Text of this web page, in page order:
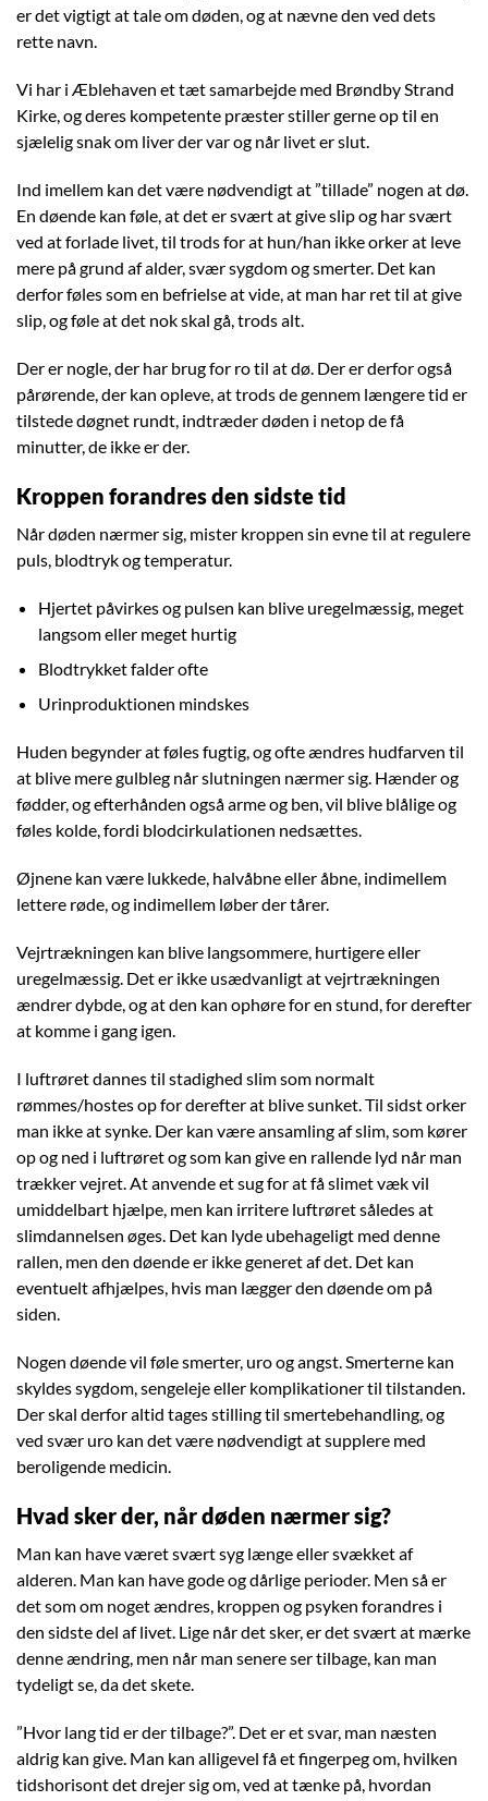
er det vigtigt at tale om døden, og at nævne den ved dets
rette navn.
Vi har i Æblehaven et tæt samarbejde med Brøndby Strand
Kirke, og deres kompetente præster stiller gerne op til en
sjælelig snak om liver der var og når livet er slut.
Ind imellem kan det være nødvendigt at ”tillade” nogen at dø.
En døende kan føle, at det er svært at give slip og har svært
ved at forlade livet, til trods for at hun/han ikke orker at leve
mere på grund af alder, svær sygdom og smerter. Det kan
derfor føles som en befrielse at vide, at man har ret til at give
slip, og føle at det nok skal gå, trods alt.
Der er nogle, der har brug for ro til at dø. Der er derfor også
pårørende, der kan opleve, at trods de gennem længere tid er
tilstede døgnet rundt, indtræder døden i netop de få
minutter, de ikke er der.
Kroppen forandres den sidste tid
Når døden nærmer sig, mister kroppen sin evne til at regulere
puls, blodtryk og temperatur.
Hjertet påvirkes og pulsen kan blive uregelmæssig, meget
langsom eller meget hurtig
Blodtrykket falder ofte
Urinproduktionen mindskes
Huden begynder at føles fugtig, og ofte ændres hudfarven til
at blive mere gulbleg når slutningen nærmer sig. Hænder og
fødder, og efterhånden også arme og ben, vil blive blålige og
føles kolde, fordi blodcirkulationen nedsættes.
Øjnene kan være lukkede, halvåbne eller åbne, indimellem
lettere røde, og indimellem løber der tårer.
Vejrtrækningen kan blive langsommere, hurtigere eller
uregelmæssig. Det er ikke usædvanligt at vejrtrækningen
ændrer dybde, og at den kan ophøre for en stund, for derefter
at komme i gang igen.
I luftrøret dannes til stadighed slim som normalt
rømmes/hostes op for derefter at blive sunket. Til sidst orker
man ikke at synke. Der kan være ansamling af slim, som kører
op og ned i luftrøret og som kan give en rallende lyd når man
trækker vejret. At anvende et sug for at få slimet væk vil
umiddelbart hjælpe, men kan irritere luftrøret således at
slimdannelsen øges. Det kan lyde ubehageligt med denne
rallen, men den døende er ikke generet af det. Det kan
eventuelt afhjælpes, hvis man lægger den døende om på
siden.
Nogen døende vil føle smerter, uro og angst. Smerterne kan
skyldes sygdom, sengeleje eller komplikationer til tilstanden.
Der skal derfor altid tages stilling til smertebehandling, og
ved svær uro kan det være nødvendigt at supplere med
beroligende medicin.
Hvad sker der, når døden nærmer sig?
Man kan have været svært syg længe eller svækket af
alderen. Man kan have gode og dårlige perioder. Men så er
det som om noget ændres, kroppen og psyken forandres i
den sidste del af livet. Lige når det sker, er det svært at mærke
denne ændring, men når man senere ser tilbage, kan man
tydeligt se, da det skete.
”Hvor lang tid er der tilbage?”. Det er et svar, man næsten
aldrig kan give. Man kan alligevel få et fingerpeg om, hvilken
tidshorisont det drejer sig om, ved at tænke på, hvordan